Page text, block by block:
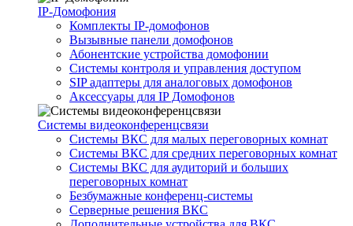
IP-Домофония
Комплекты IP-домофонов
Вызывные панели домофонов
Абонентские устройства домофонии
Системы контроля и управления доступом
SIP адаптеры для аналоговых домофонов
Аксессуары для IP Домофонов
Системы видеоконференцсвязи
Системы ВКС для малых переговорных комнат
Системы ВКС для средних переговорных комнат
Системы ВКС для аудиторий и больших
переговорных комнат
Безбумажные конференц-системы
Серверные решения ВКС